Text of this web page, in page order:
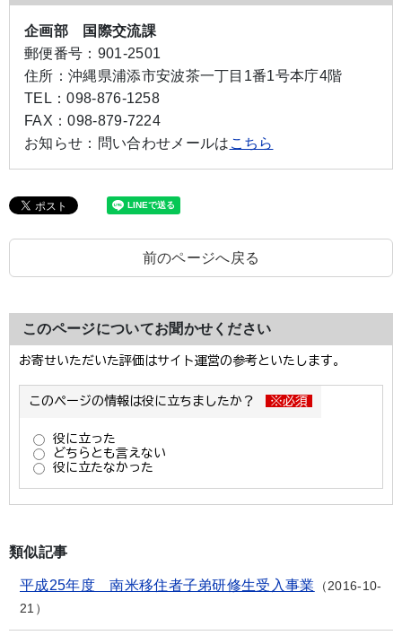
企画部 国際交流課
郵便番号： 901-2501
住所： 沖縄県浦添市安波茶一丁目1番1号本庁4階
TEL：098-876-1258
FAX：098-879-7224
お知らせ： 問い合わせメールは こちら
前のページへ戻る
このページについてお聞かせください
類似記事
平成25年度 南米移住者子弟研修生受入事業
2016-10-
21